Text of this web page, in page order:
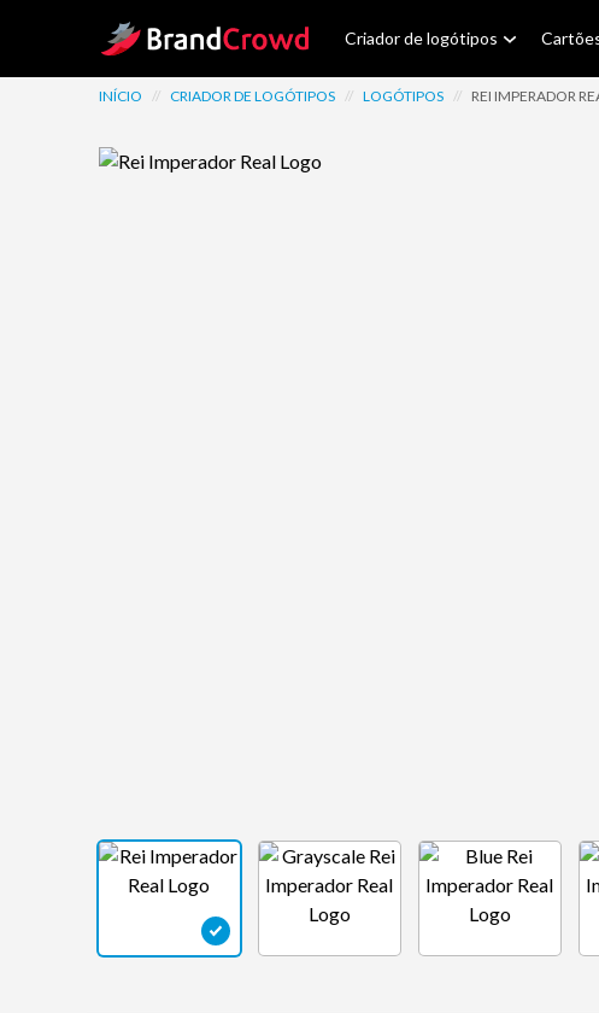
Site Logo Criador de logótipos
INÍCIO // CRIADOR DE LOGÓTIPOS // LOGÓTIPOS // REI IMPERADOR